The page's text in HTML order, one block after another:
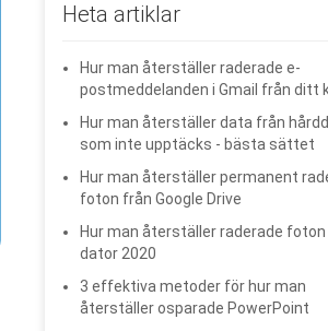
Heta artiklar
Hur man återställer raderade e-
postmeddelanden i Gmail från ditt
Hur man återställer data från
som inte upptäcks - bästa sättet
Hur man återställer permanent
foton från Google Drive
Hur man återställer raderade
dator 2020
3 effektiva metoder för hur man
återställer osparade PowerPoint